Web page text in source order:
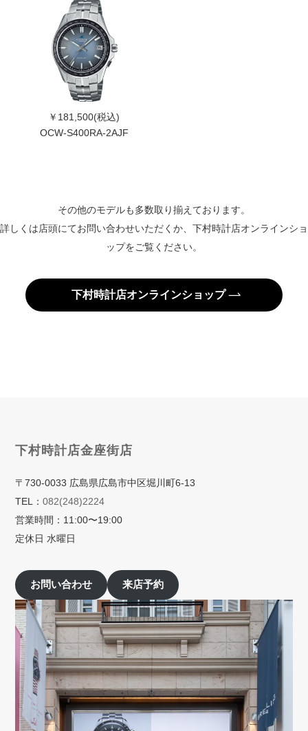
￥181,500(税込)
OCW-S400RA-2AJF
その他のモデルも多数取り揃えております。
詳しくは店頭にてお問い合わせいただくか、下村時計店オンラインショ
ップをご覧ください。
下村時計店オンラインショップ
下村時計店金座街店
〒730-0033 広島県広島市中区堀川町6-13
TEL：082(248)2224
営業時間：11:00〜19:00
定休日 水曜日
お問い合わせ 来店予約